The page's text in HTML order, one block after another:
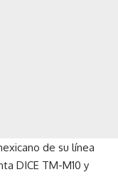
de su línea
DICE TM-M10 y